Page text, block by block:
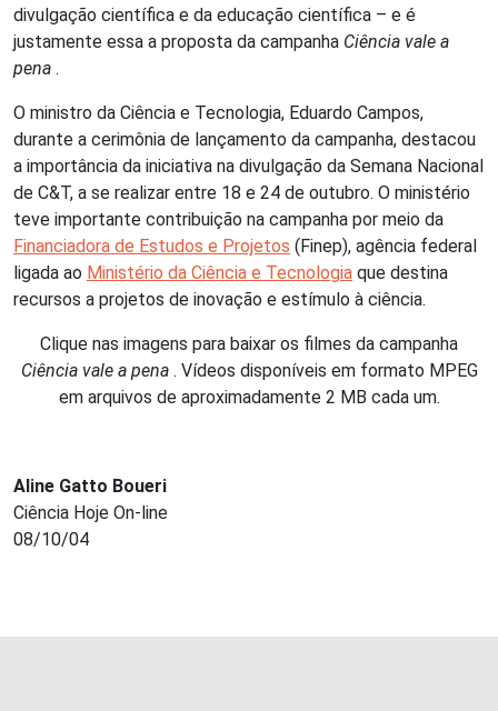
divulgação científica e da educação científica – e é
justamente essa a proposta da campanha Ciência vale a
pena .
O ministro da Ciência e Tecnologia, Eduardo Campos,
durante a cerimônia de lançamento da campanha, destacou
a importância da iniciativa na divulgação da Semana Nacional
de C&T, a se realizar entre 18 e 24 de outubro. O ministério
teve importante contribuição na campanha por meio da
Financiadora de Estudos e Projetos (Finep), agência federal
ligada ao Ministério da Ciência e Tecnologia que destina
recursos a projetos de inovação e estímulo à ciência.
Clique nas imagens para baixar os filmes da campanha
Ciência vale a pena . Vídeos disponíveis em formato MPEG
em arquivos de aproximadamente 2 MB cada um.
Aline Gatto Boueri
Ciência Hoje On-line
08/10/04